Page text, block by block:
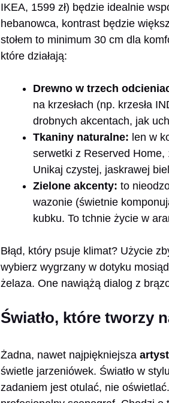
IKEA, 1599 zł) będzie idealnie
hebanowca, kontrast będzie
stołem to minimum 30 cm dla
które działają:
Drewno w trzech
na krzesłach (np. krzesła
drobnych akcentach, jak
Tkaniny naturalne: len w
serwetki z Reserved Home,
Unikaj czystej, jaskrawej
Zielone akcenty: to
wazonie (świetnie
kubku. To tchnie życie w
Błąd, który psuje klimat? Użycie
wybierz wygrzany w dotyku
żelaza. One nawiążą dialog z
Światło, które tworzy
Żadna, nawet najpiękniejsza
świetle jarzeniówek. Światło w
zadaniem jest otulać, nie